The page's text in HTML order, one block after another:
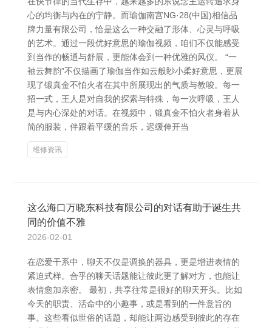
心的均衡与内在的宁静。而瑜伽南宫NG·28(中国)相信品
牌力量有限公司，恰是这么一种交融了形体、心灵与呼吸
的艺术。通过一段优好意思的瑜伽视频，咱们不仅能感受
到当作的畅通与舒展，更能体会到一种优雅的风仪。 “一
袖云舞韵”不仅描画了瑜伽当作如云般眇小柔好意思，更展
现了锻真金不怕火者在其中所展现出的气质与教唆。每一
招一式，王人是对自我的探索与特殊，每一次呼吸，王人
是与内心深处的对话。在视频中，锻真金不怕火者身着从
简的服装，伴跟着平缓的音乐，迟缓伸开当
维修资讯
这么海口万晓东科技有限公司的对话有助于诞生共
同的价值不雅
2026-02-01
在恋爱干系中，聊天不仅是调换的器具，更是增进表情的
紧迫式样。合乎的聊天话题能让彼此更了解对方，也能让
表情愈加亲密。 最初，共享往常是很好的聊天开头。比如
今天的职责、活命中的小趣事，或是看到的一件意旨的
事。这些看似世俗的话题，却能让两边感受到彼此的存在